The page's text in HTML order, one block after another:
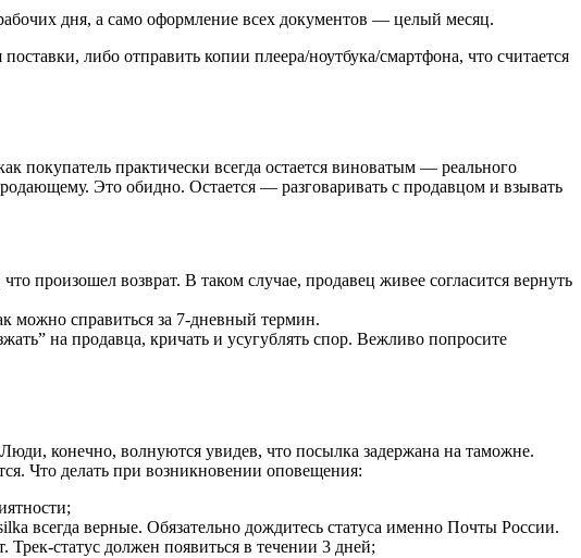
дня, а само оформление всех документов — целый месяц.
либо отправить копии плеера/ноутбука/смартфона, что считается
покупатель практически всегда остается виноватым — реального
Это обидно. Остается — разговаривать с продавцом и взывать
произошел возврат. В таком случае, продавец живее согласится вернуть
можно справиться за 7-дневный термин.
на продавца, кричать и усугублять спор. Вежливо попросите
конечно, волнуются увидев, что посылка задержана на таможне.
Что делать при возникновении оповещения:
всегда верные. Обязательно дождитесь статуса именно Почты России.
статус должен появиться в течении 3 дней;